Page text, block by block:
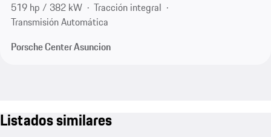
519 hp / 382 kW
Tracción integral
Transmisión Automática
Porsche Center Asuncion
Listados similares